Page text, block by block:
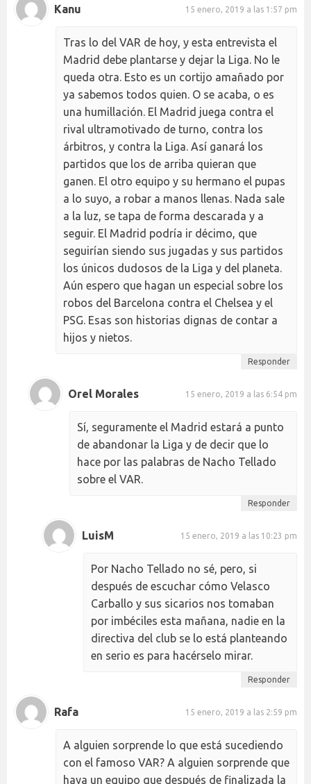
Kanu 15 enero, 2019 a las 1:57 pm
Tras lo del VAR de hoy, y esta entrevista el
Madrid debe plantarse y dejar la Liga. No le
queda otra. Esto es un cortijo amañado por
ya sabemos todos quien. O se acaba, o es
una humillación. El Madrid juega contra el
rival ultramotivado de turno, contra los
árbitros, y contra la Liga. Así ganará los
partidos que los de arriba quieran que
ganen. El otro equipo y su hermano el pupas
a lo suyo, a robar a manos llenas. Nada sale
a la luz, se tapa de forma descarada y a
seguir. El Madrid podría ir décimo, que
seguirían siendo sus jugadas y sus partidos
los únicos dudosos de la Liga y del planeta.
Aún espero que hagan un especial sobre los
robos del Barcelona contra el Chelsea y el
PSG. Esas son historias dignas de contar a
hijos y nietos.
Responder
Orel Morales 15 enero, 2019 a las 6:54 pm
Sí, seguramente el Madrid estará a punto
de abandonar la Liga y de decir que lo
hace por las palabras de Nacho Tellado
sobre el VAR.
Responder
LuisM 15 enero, 2019 a las 10:23 pm
Por Nacho Tellado no sé, pero, si
después de escuchar cómo Velasco
Carballo y sus sicarios nos tomaban
por imbéciles esta mañana, nadie en la
directiva del club se lo está planteando
en serio es para hacérselo mirar.
Responder
Rafa 15 enero, 2019 a las 2:59 pm
A alguien sorprende lo que está sucediendo
con el famoso VAR? A alguien sorprende que
haya un equipo que después de finalizada la